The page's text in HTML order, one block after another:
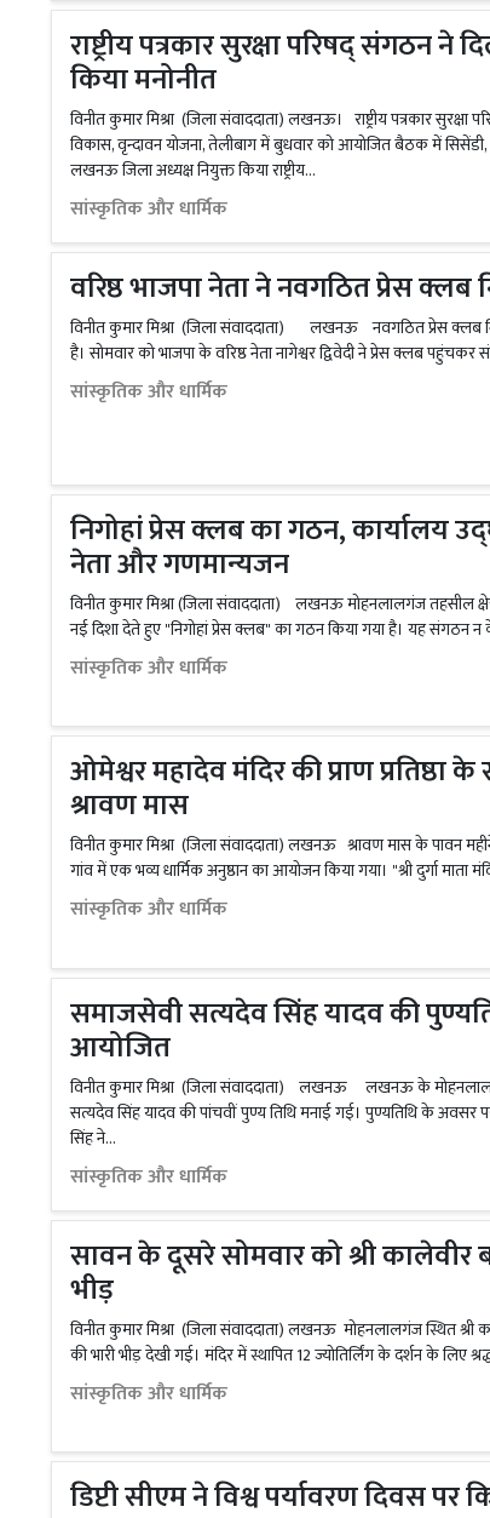
राष्ट्रीय पत्रकार सुरक्षा परिषद् संगठन ने
किया मनोनीत
विनीत कुमार मिश्रा (जिला संवाददाता) लखनऊ। राष्ट्रीय पत्रकार
विकास, वृन्दावन योजना, तेलीबाग में बुधवार को आयोजित बैठक में सिसेंडी,
लखनऊ जिला अध्यक्ष नियुक्त किया राष्ट्रीय...
सांस्कृतिक और धार्मिक
वरिष्ठ भाजपा नेता ने नवगठित प्रेस क्लब
विनीत कुमार मिश्रा (जिला संवाददाता) लखनऊ नवगठित प्रेस क्लब
है। सोमवार को भाजपा के वरिष्ठ नेता नागेश्वर द्विवेदी ने प्रेस क्लब
सांस्कृतिक और धार्मिक
निगोहां प्रेस क्लब का गठन, कार्यालय
नेता और गणमान्यजन
विनीत कुमार मिश्रा (जिला संवाददाता) लखनऊ मोहनलालगंज तहसील
नई दिशा देते हुए "निगोहां प्रेस क्लब" का गठन किया गया है। यह संगठन
सांस्कृतिक और धार्मिक
ओमेश्वर महादेव मंदिर की प्राण प्रतिष्ठा
श्रावण मास
विनीत कुमार मिश्रा (जिला संवाददाता) लखनऊ श्रावण मास के
गांव में एक भव्य धार्मिक अनुष्ठान का आयोजन किया गया। "श्री दुर्गा माता
सांस्कृतिक और धार्मिक
समाजसेवी सत्यदेव सिंह यादव की
आयोजित
विनीत कुमार मिश्रा (जिला संवाददाता) लखनऊ लखनऊ के
सत्यदेव सिंह यादव की पांचवीं पुण्य तिथि मनाई गई। पुण्यतिथि के अवसर
सिंह ने...
सांस्कृतिक और धार्मिक
सावन के दूसरे सोमवार को श्री कालेवीर
भीड़
विनीत कुमार मिश्रा (जिला संवाददाता) लखनऊ मोहनलालगंज स्थित श्री
की भारी भीड़ देखी गई। मंदिर में स्थापित 12 ज्योतिर्लिंग के दर्शन के लिए
सांस्कृतिक और धार्मिक
डिप्टी सीएम ने विश्व पर्यावरण दिवस पर